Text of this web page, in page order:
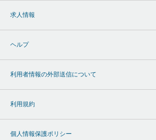
求人情報
ヘルプ
利用者情報の外部送信について
利用規約
個人情報保護ポリシー